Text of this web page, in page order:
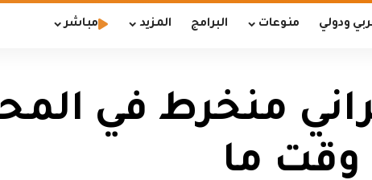
ودولي منوعات البرامج المزيد مباشر
منخرط في
وقت ما